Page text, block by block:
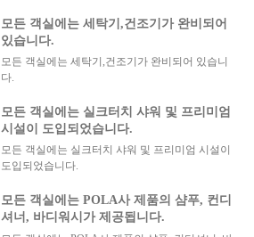
모든 객실에는 세탁기,건조기가 완비되어
있습니다.
모든 객실에는 세탁기,건조기가 완비되어 있습니
다.
모든 객실에는 실크터치 샤워 및 프리미엄
시설이 도입되었습니다.
모든 객실에는 실크터치 샤워 및 프리미엄 시설이
도입되었습니다.
모든 객실에는 POLA사 제품의 샴푸, 컨디
셔너, 바디워시가 제공됩니다.